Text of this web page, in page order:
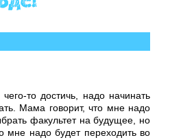
то достичь, надо начинать
Мама говорит, что мне надо
факультет на будущее, но
надо будет переходить во